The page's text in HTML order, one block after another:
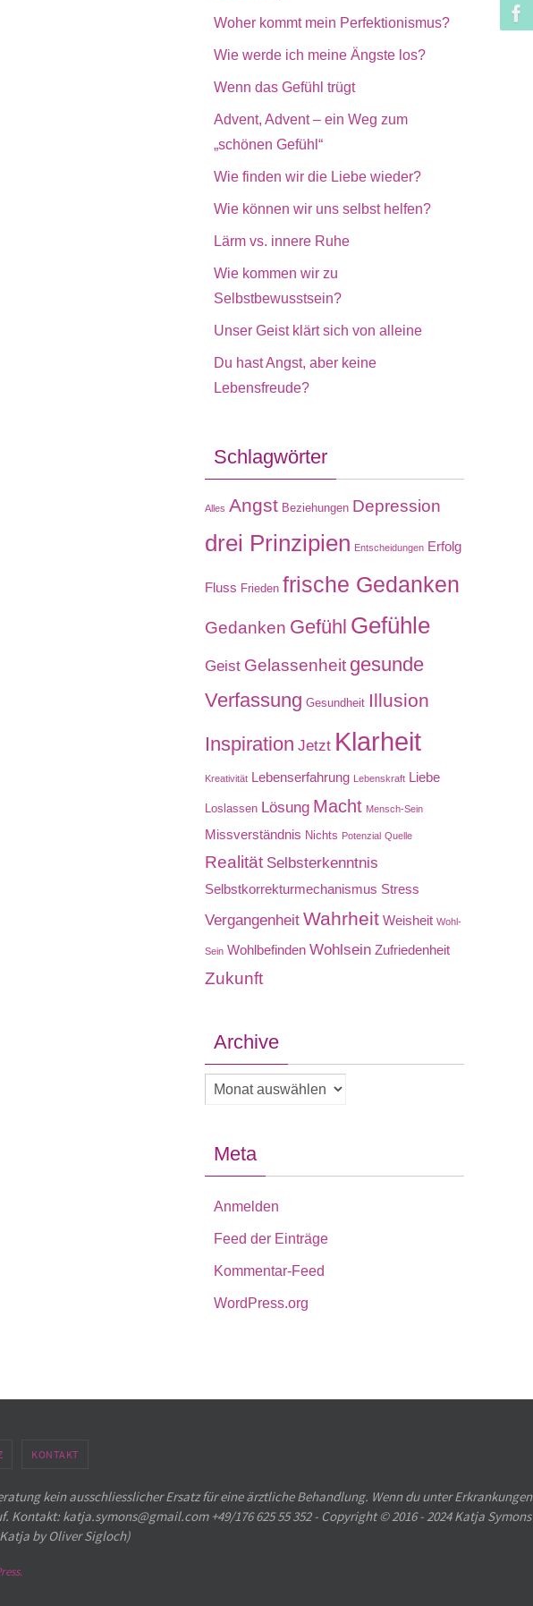
Woher kommt mein Perfektionismus?
Wie werde ich meine Ängste los?
Wenn das Gefühl trügt
Advent, Advent – ein Weg zum
„schönen Gefühl“
Wie finden wir die Liebe wieder?
Wie können wir uns selbst helfen?
Lärm vs. innere Ruhe
Wie kommen wir zu
Selbstbewusstsein?
Unser Geist klärt sich von alleine
Du hast Angst, aber keine
Lebensfreude?
Schlagwörter
Alles Angst Beziehungen Depression
drei Prinzipien Entscheidungen Erfolg
Fluss Frieden frische Gedanken
Gedanken Gefühl Gefühle
Geist Gelassenheit gesunde
Verfassung Gesundheit Illusion
Inspiration Jetzt Klarheit
Kreativität Lebenserfahrung Lebenskraft Liebe
Loslassen Lösung Macht Mensch-Sein
Missverständnis Nichts Potenzial Quelle
Realität Selbsterkenntnis
Selbstkorrekturmechanismus Stress
Vergangenheit Wahrheit Weisheit Wohl-
Sein Wohlbefinden Wohlsein Zufriedenheit
Zukunft
Archive
Archive
Meta
Anmelden
Feed der Einträge
Kommentar-Feed
WordPress.org
KONTAKT
kein ausschliesslicher Ersatz für eine ärztliche Behandlung. Wenn du unter Erkrankungen
katja.symons@gmail.com +49/176 625 55 352 - Copyright © 2016 - 2024 Katja Symons
by Oliver Sigloch)